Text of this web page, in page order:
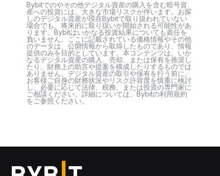
Bybitでのやその他デジタル資産の購入を含む暗号資
産への投資には、大きな市場リスクが伴います。お探
しのデジタル資産が現在Bybitで取り扱われていない
場合でも、将来的に取り扱いが開始される可能性があ
ります。Bybitはいかなる投資結果についても責任を
負いません。ここに記載されている価格情報やその他
のデータは、公開情報から取得したものであり、情報
提供のみを目的としています。本コンテンツは、いか
なるデジタル資産の購入、売却、または保有を推奨し
たり、財務上の助言や提案を構成したりするものでは
ありません。デジタル資産の取引や保有を行う前に、
お客様ご自身の財務状況やリスク許容度を慎重に検討
し、必要に応じて法律、税務、または投資の専門家に
ご相談ください。詳細については、Bybitの利用規約
をご参照ください。